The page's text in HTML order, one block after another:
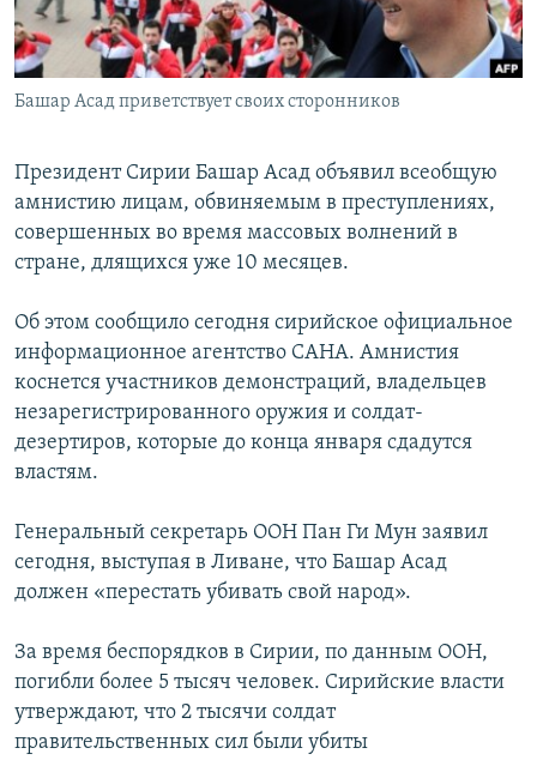
Башар Асад приветствует своих сторонников
Президент Сирии Башар Асад объявил всеобщую
амнистию лицам, обвиняемым в преступлениях,
совершенных во время массовых волнений в
стране, длящихся уже 10 месяцев.
Об этом сообщило сегодня сирийское официальное
информационное агентство САНА. Амнистия
коснется участников демонстраций, владельцев
незарегистрированного оружия и солдат-
дезертиров, которые до конца января сдадутся
властям.
Генеральный секретарь ООН Пан Ги Мун заявил
сегодня, выступая в Ливане, что Башар Асад
должен «перестать убивать свой народ».
За время беспорядков в Сирии, по данным ООН,
погибли более 5 тысяч человек. Сирийские власти
утверждают, что 2 тысячи солдат
правительственных сил были убиты